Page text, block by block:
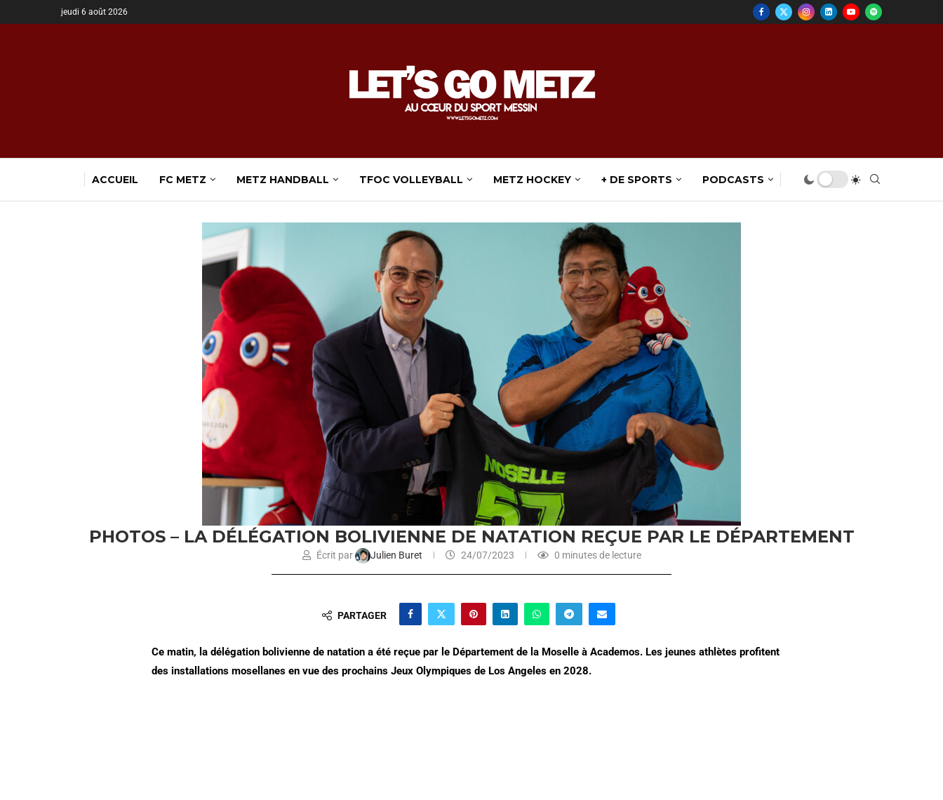
jeudi 6 août 2026
ACCUEIL FC METZ METZ HANDBALL TFOC VOLLEYBALL METZ HOCKEY + DE SPORTS PODCASTS
PHOTOS – LA DÉLÉGATION BOLIVIENNE DE NATATION REÇUE PAR LE DÉPARTEMENT
Écrit par Julien Buret 24/07/2023 0 minutes de lecture
PARTAGER
Ce matin, la délégation bolivienne de natation a été reçue par le Département de la Moselle à Academos. Les jeunes athlètes profitent
des installations mosellanes en vue des prochains Jeux Olympiques de Los Angeles en 2028.